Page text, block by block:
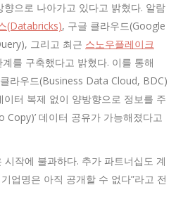
으로 나아가고 있다고 밝혔다. 알람
(Databricks), 구글 클라우드(Google
그리고 최근 스노우플레이크
를 구축했다고 밝혔다. 이를 통해
라우드(Business Data Cloud, BDC)
터 복제 없이 양방향으로 정보를 주
Copy)’ 데이터 공유가 가능해졌다고
시작에 불과하다. 추가 파트너십도 계
업명은 아직 공개할 수 없다”라고 전